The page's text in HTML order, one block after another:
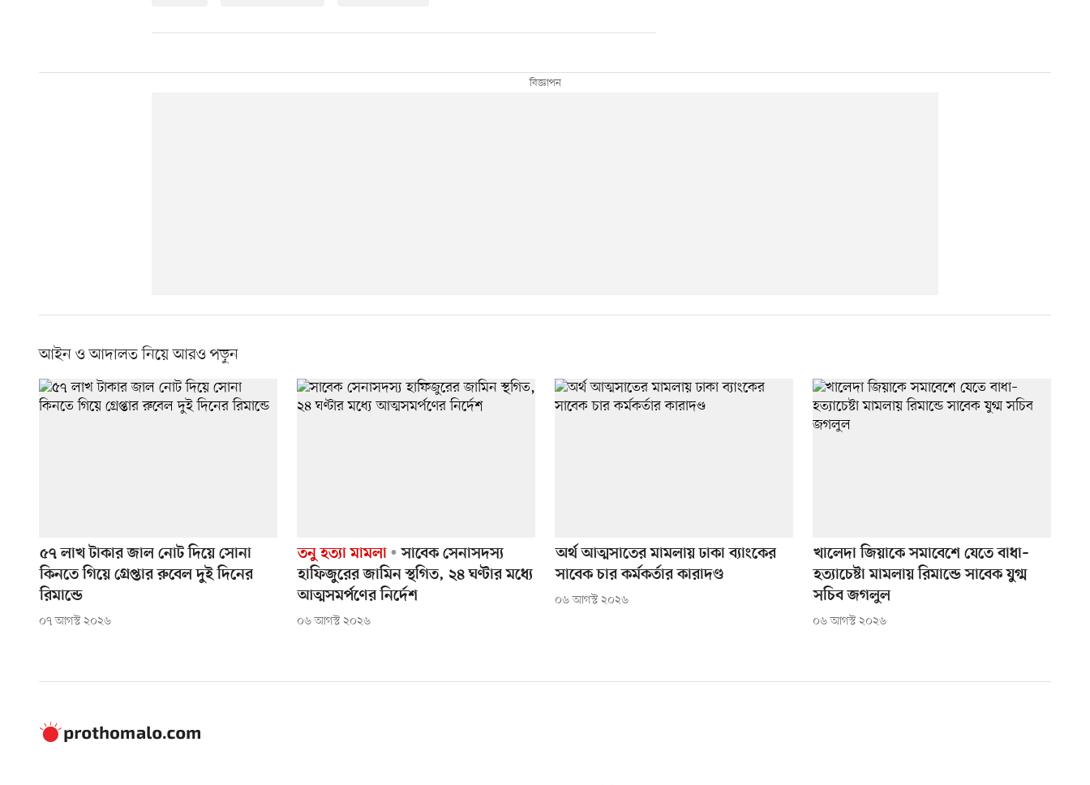
আইন ও আদালত নিয়ে আরও পড়ুন
৫৭ লাখ টাকার জাল নোট দিয়ে সোনা
কিনতে গিয়ে গ্রেপ্তার রুবেল দুই দিনের
রিমান্ডে
০৭ আগস্ট ২০২৬
তনু হত্যা মামলা
সাবেক সেনাসদস্য
হাফিজুরের জামিন স্থগিত, ২৪ ঘণ্টার মধ্যে
আত্মসমর্পণের নির্দেশ
০৬ আগস্ট ২০২৬
অর্থ আত্মসাতের মামলায় ঢাকা ব্যাংকের
সাবেক চার কর্মকর্তার কারাদণ্ড
০৬ আগস্ট ২০২৬
খালেদা জিয়াকে সমাবেশে যেতে বাধা–
হত্যাচেষ্টা মামলায় রিমান্ডে সাবেক যুগ্ম
সচিব জগলুল
০৬ আগস্ট ২০২৬